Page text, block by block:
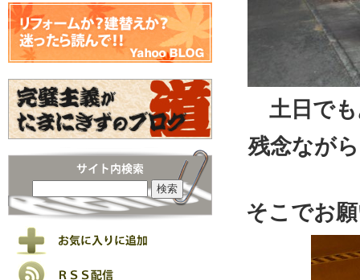
土日で
残念なが
そこでお